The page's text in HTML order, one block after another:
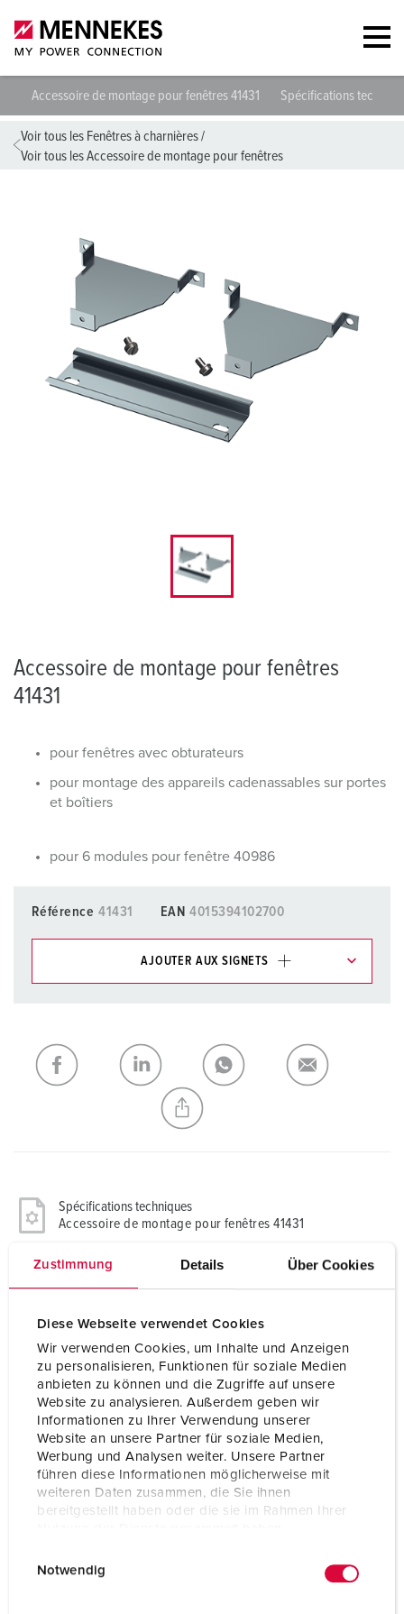
Zustimmung Details Über Cookies
Diese Webseite verwendet Cookies
Wir verwenden Cookies, um Inhalte und Anzeigen
zu personalisieren, Funktionen für soziale Medien
anbieten zu können und die Zugriffe auf unsere
Website zu analysieren. Außerdem geben wir
Informationen zu Ihrer Verwendung unserer
Website an unsere Partner für soziale Medien,
Werbung und Analysen weiter. Unsere Partner
führen diese Informationen möglicherweise mit
weiteren Daten zusammen, die Sie ihnen
bereitgestellt haben oder die sie im Rahmen Ihrer
Notwendig
Accessoire de montage pour fenêtres 41431 Spécifications
Voir tous les Fenêtres à charnières/
Voir tous les Accessoire de montage pour fenêtres
Accessoire de montage pour fenêtres
41431
pour fenêtres avec obturateurs
pour montage des appareils cadenassables sur portes
et boîtiers
pour 6 modules pour fenêtre 40986
Référence 41431 EAN 4015394102700
AJOUTER AUX SIGNETS
Ma liste AJOUTER
CRÉER UNE NOUVELLE LISTE
Spécifications techniques
Accessoire de montage pour fenêtres 41431